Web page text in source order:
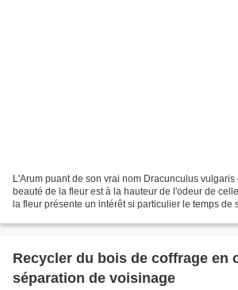
L'Arum puant de son vrai nom Dracunculus
beauté de la fleur est à la hauteur de l'odeur de
la fleur présente un intérêt si particulier le temps de
Recycler du bois de coffrage en
séparation de voisinage